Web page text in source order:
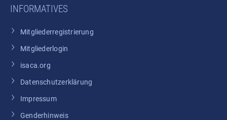
INFORMATIVES
Mitgliederregistrierung
Mitgliederlogin
isaca.org
Datenschutzerklärung
Impressum
Genderhinweis